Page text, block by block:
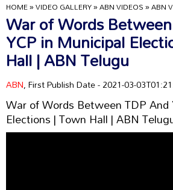
HOME»VIDEO GALLERY»ABN VIDEOS»ABN
War of Words
YCP in Municipal
Hall | ABN Telugu
ABN, First Publish Date - 2021-03-
War of Words Between TDP
Elections | Town Hall | ABN